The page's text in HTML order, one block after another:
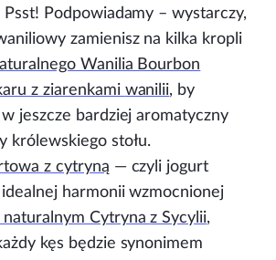
Psst! Podpowiadamy – wystarczy,
zamienisz na kilka kropli
Wanilia Bourbon
z ziarenkami wanilii, by
jeszcze bardziej aromatyczny
królewskiego stołu.
z cytryną — czyli jogurt
harmonii wzmocnionej
naturalnym Cytrynaz Sycylii,
kęs będzie synonimem